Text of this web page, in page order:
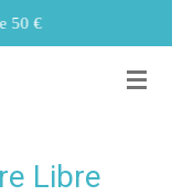
50 €
Libre